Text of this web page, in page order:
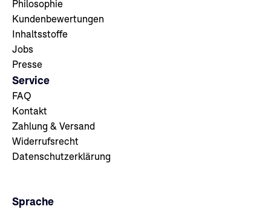
Philosophie
Kundenbewertungen
Inhaltsstoffe
Jobs
Presse
Service
FAQ
Kontakt
Zahlung & Versand
Widerrufsrecht
Datenschutzerklärung
Sprache